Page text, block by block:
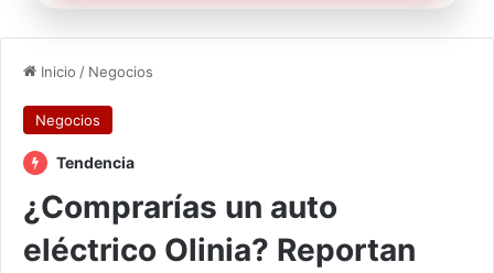
Inicio / Negocios
Negocios
Tendencia
¿Comprarías un auto
eléctrico Olinia? Reportan